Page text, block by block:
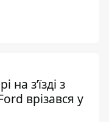
на з’їзді з
врізався у